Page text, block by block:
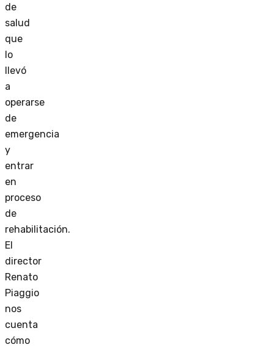
de
salud
que
lo
llevó
a
operarse
de
emergencia
y
entrar
en
proceso
de
rehabilitación.
El
director
Renato
Piaggio
nos
cuenta
cómo